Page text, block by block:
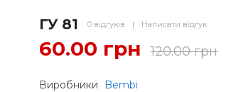
ГУ 81 0 відгуків | Написати відгук
60.00 грн 120.00 грн
Виробники
Bembi